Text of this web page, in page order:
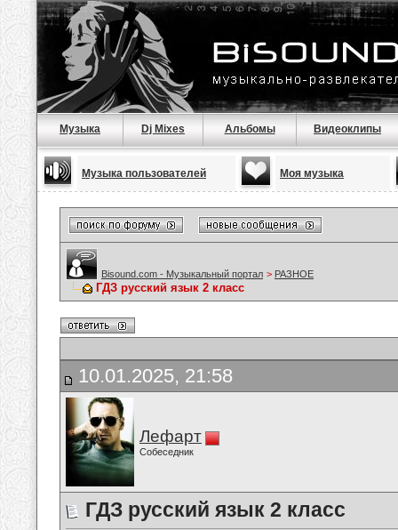
Музыка Dj Mixes Альбомы Видеоклипы
Музыка пользователей Моя музыка
Bisound.com - Музыкальный портал > РАЗНОЕ
ГДЗ русский язык 2 класс
10.01.2025, 21:58
Лефарт
Собеседник
ГДЗ русский язык 2 класс